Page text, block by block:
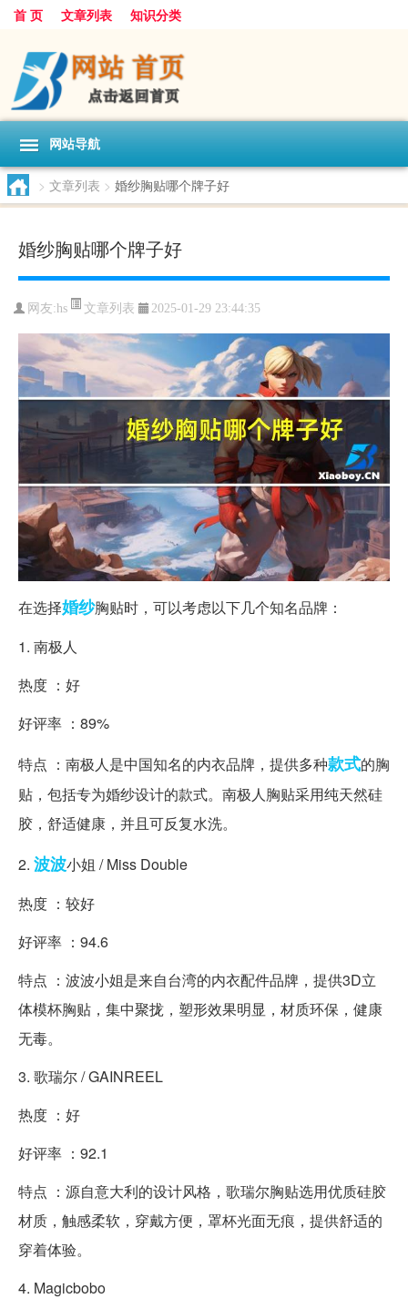
首 页 文章列表 知识分类
网站导航
> 文章列表 > 婚纱胸贴哪个牌子好
婚纱胸贴哪个牌子好
网友:hs 文章列表 2025-01-29 23:44:35
在选择婚纱胸贴时，可以考虑以下几个知名品牌：
1. 南极人
热度 ：好
好评率 ：89%
特点 ：南极人是中国知名的内衣品牌，提供多种款式的胸
贴，包括专为婚纱设计的款式。南极人胸贴采用纯天然硅
胶，舒适健康，并且可反复水洗。
2. 波波小姐 / Miss Double
热度 ：较好
好评率 ：94.6
特点 ：波波小姐是来自台湾的内衣配件品牌，提供3D立
体模杯胸贴，集中聚拢，塑形效果明显，材质环保，健康
无毒。
3. 歌瑞尔 / GAINREEL
热度 ：好
好评率 ：92.1
特点 ：源自意大利的设计风格，歌瑞尔胸贴选用优质硅胶
材质，触感柔软，穿戴方便，罩杯光面无痕，提供舒适的
穿着体验。
4. Magicbobo